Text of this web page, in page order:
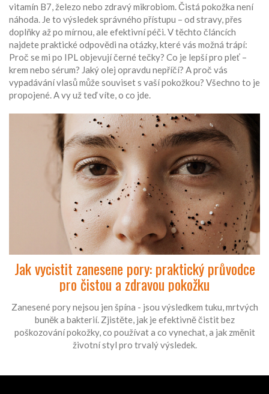
vitamín B7, železo nebo zdravý mikrobiom. Čistá pokožka není
náhoda. Je to výsledek správného přístupu – od stravy, přes
doplňky až po mírnou, ale efektivní péči. V těchto článcích
najdete praktické odpovědi na otázky, které vás možná trápí:
Proč se mi po IPL objevují černé tečky? Co je lepší pro pleť –
krem nebo sérum? Jaký olej opravdu nepříčí? A proč vás
vypadávání vlasů může souviset s vaší pokožkou? Všechno to je
propojené. A vy už teď víte, o co jde.
Jak vycistit zanesene pory: praktický průvodce
pro čistou a zdravou pokožku
Zanesené pory nejsou jen špína - jsou výsledkem tuku, mrtvých
buněk a bakterií. Zjistěte, jak je efektivně čistit bez
poškozování pokožky, co používat a co vynechat, a jak změnit
životní styl pro trvalý výsledek.